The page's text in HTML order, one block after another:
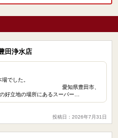
田浄水店
知県が本場でした。
好立地の場所にあるスーパー…
投稿日：2026年7月31日